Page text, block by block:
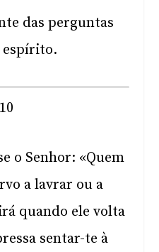
das perguntas
espírito.
o Senhor: «Quem
a lavrar ou a
quando ele volta
sentar-te à